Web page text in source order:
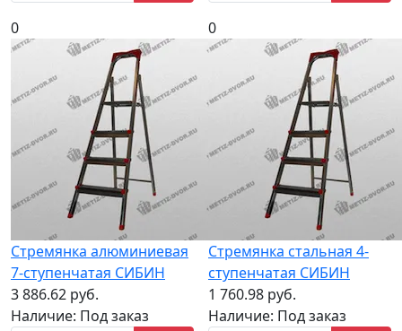
0
Стремянка алюминиевая
7-ступенчатая СИБИН
3 886.62 руб.
Наличие: Под заказ
0
Стремянка стальная 4-
ступенчатая СИБИН
1 760.98 руб.
Наличие: Под заказ